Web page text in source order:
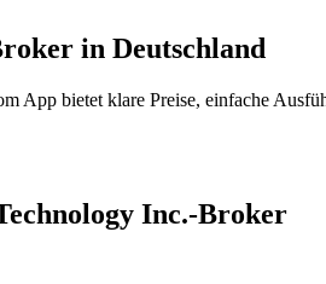
in Deutschland
bietet klare Preise, einfache
Inc.-Broker